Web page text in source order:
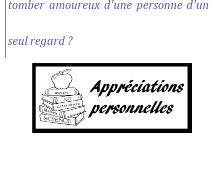
tomber amoureux d'une personne d'un
seul regard ?